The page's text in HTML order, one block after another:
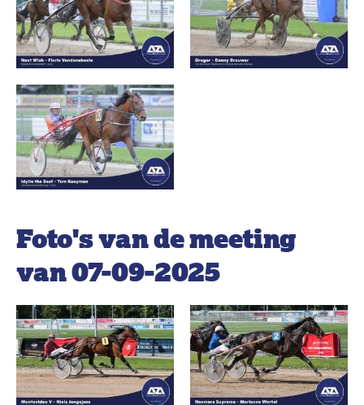
Foto's van de meeting
van 07-09-2025